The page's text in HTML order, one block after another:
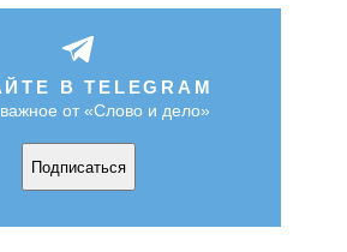
В TELEGRAM
от «Слово и дело»
Подписаться